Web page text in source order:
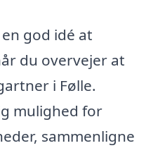
god idé at
du overvejer at
i Følle.
mulighed for
sammenligne